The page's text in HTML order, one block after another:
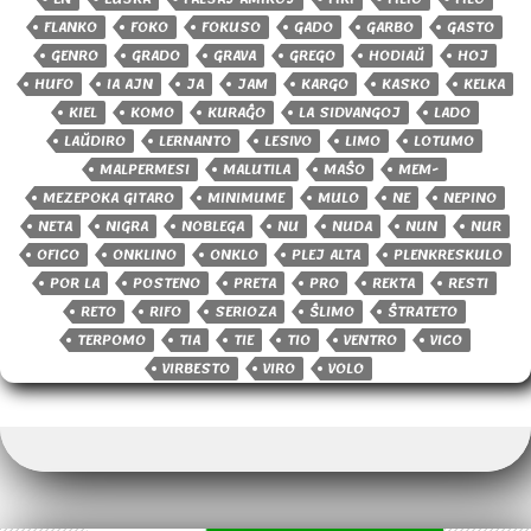
FLANKO
FOKO FOKUSO GADO GARBO
GASTO
GENRO
GRADO GRAVA GREGO HODIAŬ
HOJ
HUFO
IA AJN JA JAM KARGO KASKO
KELKA
KIEL
KOMO KURAĜO LA SIDVANGOJ
LADO
LAŬDIRO
LERNANTO LESIVO LIMO
LOTUMO
MALPERMESI
MALUTILA MAŜO
MEM-
MEZEPOKA GITARO
MINIMUME MULO NE
NEPINO
NETA
NIGRA NOBLEGA NU NUDA NUN
NUR
OFICO
ONKLINO ONKLO PLEJ ALTA
PLENKRESKULO
POR LA
POSTENO PRETA PRO REKTA
RESTI
RETO
RIFO SERIOZA ŜLIMO
ŜTRATETO
TERPOMO
TIA TIE TIO VENTRO
VICO
VIRBESTO
VIRO VOLO